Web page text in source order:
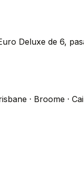
Deluxe de 6,
· Broome ·